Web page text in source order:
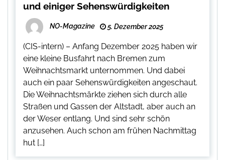
und einiger Sehenswürdigkeiten
NO-Magazine 5. Dezember 2025
(CIS-intern) – Anfang Dezember 2025 haben wir
eine kleine Busfahrt nach Bremen zum
Weihnachtsmarkt unternommen. Und dabei
auch ein paar Sehenswürdigkeiten angeschaut.
Die Weihnachtsmärkte ziehen sich durch alle
Straßen und Gassen der Altstadt, aber auch an
der Weser entlang. Und sind sehr schön
anzusehen. Auch schon am frühen Nachmittag
hut […]